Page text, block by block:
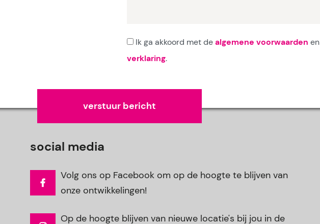
Ik ga akkoord met dealgemene voorwaarden en
verklaring.
social media
Volg ons op Facebook om op de hoogte te blijven van
onze ontwikkelingen!
Op de hoogte blijven van nieuwe locatie's bij jou in de